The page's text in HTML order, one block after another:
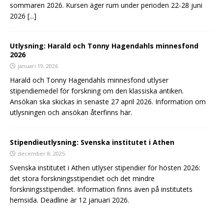
sommaren 2026. Kursen äger rum under perioden 22-28 juni
2026 [...]
Utlysning: Harald och Tonny Hagendahls minnesfond
2026
januari 19, 2026
Harald och Tonny Hagendahls minnesfond utlyser
stipendiemedel för forskning om den klassiska antiken.
Ansökan ska skickas in senaste 27 april 2026. Information om
utlysningen och ansökan återfinns här.
Stipendieutlysning: Svenska institutet i Athen
december 8, 2025
Svenska institutet i Athen utlyser stipendier för hösten 2026:
det stora forskningsstipendiet och det mindre
forskningsstipendiet. Information finns även på institutets
hemsida. Deadline är 12 januari 2026.